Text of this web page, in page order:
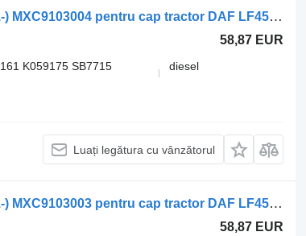
Etrier frana DAF,KNORR-BREMSE CF85 (01.01-) MXC9103004 pentru cap tractor DAF LF45, LF55, LF180, CF65, CF75, CF85 (2001-)
58,87 EUR
K059175 SB7715
diesel
Luați legătura cu vânzătorul
Etrier frana DAF,KNORR-BREMSE CF85 (01.01-) MXC9103003 pentru cap tractor DAF LF45, LF55, LF180, CF65, CF75, CF85 (2001-)
58,87 EUR